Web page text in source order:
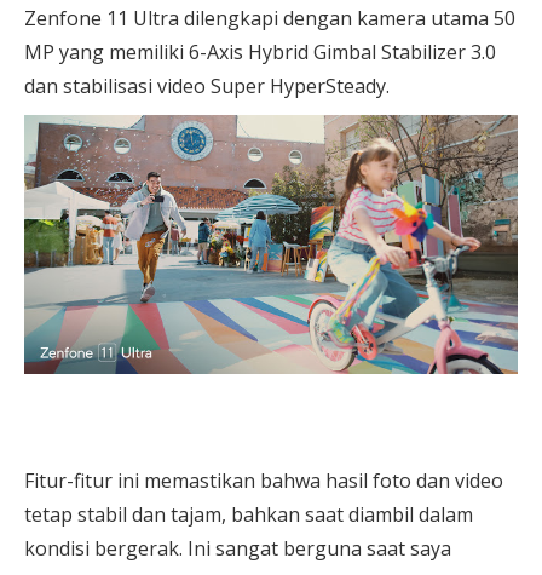
Zenfone 11 Ultra dilengkapi dengan kamera utama 50
MP yang memiliki 6-Axis Hybrid Gimbal Stabilizer 3.0
dan stabilisasi video Super HyperSteady.
Fitur-fitur ini memastikan bahwa hasil foto dan video
tetap stabil dan tajam, bahkan saat diambil dalam
kondisi bergerak. Ini sangat berguna saat saya